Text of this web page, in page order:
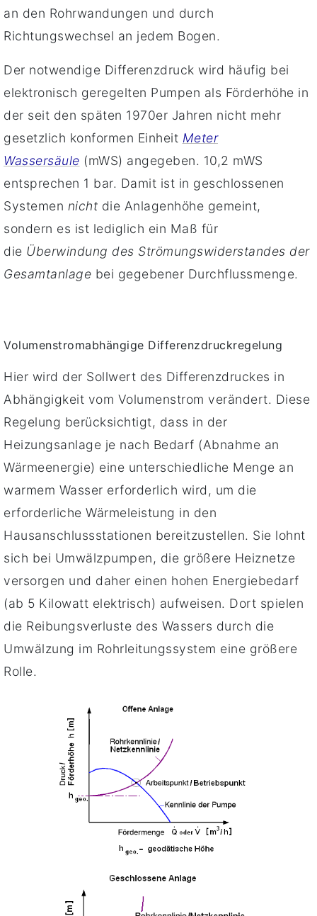
an den Rohrwandungen und durch
Richtungswechsel an jedem Bogen.
Der notwendige Differenzdruck wird häufig bei
elektronisch geregelten Pumpen als Förderhöhe in
der seit den späten 1970er Jahren nicht mehr
gesetzlich konformen Einheit Meter
Wassersäule (mWS) angegeben. 10,2 mWS
entsprechen 1 bar. Damit ist in geschlossenen
Systemen nicht die Anlagenhöhe gemeint,
sondern es ist lediglich ein Maß für
die Überwindung des Strömungswiderstandes der
Gesamtanlage bei gegebener Durchflussmenge.
Volumenstromabhängige Differenzdruckregelung
Hier wird der Sollwert des Differenzdruckes in
Abhängigkeit vom Volumenstrom verändert. Diese
Regelung berücksichtigt, dass in der
Heizungsanlage je nach Bedarf (Abnahme an
Wärmeenergie) eine unterschiedliche Menge an
warmem Wasser erforderlich wird, um die
erforderliche Wärmeleistung in den
Hausanschlussstationen bereitzustellen. Sie lohnt
sich bei Umwälzpumpen, die größere Heiznetze
versorgen und daher einen hohen Energiebedarf
(ab 5 Kilowatt elektrisch) aufweisen. Dort spielen
die Reibungsverluste des Wassers durch die
Umwälzung im Rohrleitungssystem eine größere
Rolle.